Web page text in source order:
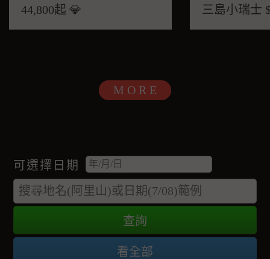
44,800起 💎
MORE
可選擇日期
查詢
看全部